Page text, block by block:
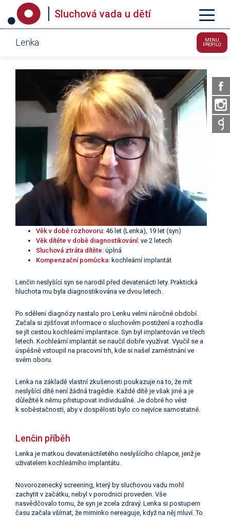
Sluchová vada u dětí
Lenka
MENU
PROFILŮ
Věk v době rozhovoru: 46 let (Lenka), 19 let (syn)
Věk dítěte v době diagnostikování: ve 2 letech
Sluchová ztráta dítěte: úplná
Kompenzační pomůcka: kochleární implantát
Lenčin neslyšící syn se narodil před devatenácti lety. Praktická
hluchota mu byla diagnostikována ve dvou letech.
Po sdělení diagnózy nastalo pro Lenku velmi náročné období.
Začala si zjišťovat informace o sluchovém postižení a rozhodla
se jít cestou kochleární implantace. Syn byl implantován ve třech
letech. Kochleární implantát se naučil dobře využívat. Vyučil se a
úspěšně vstoupil na pracovní trh, kde si našel zaměstnání ve
svém oboru.
Lenka na základě vlastní zkušenosti poukazuje na to, že mít
neslyšící dítě není žádná tragédie. Každé dítě je však jiné a je
důležité k němu přistupovat individuálně. Je dobré ho vést
k soběstačnosti, aby v dospělosti bylo co nejvíce samostatné.
Lenčin příběh
Lenka je matkou devatenáctiletého neslyšícího chlapce, jenž je
uživatelem kochleárního implantátu.
Novorozenecký screening, který by sluchovou vadu mohl
zachytit v začátku, nebyl v porodnici proveden. Vše
nasvědčovalo tomu, že syn je zcela zdravý. Lenka si postupem
času začala všímat, že miminko nereaguje, když na něj mluví. To